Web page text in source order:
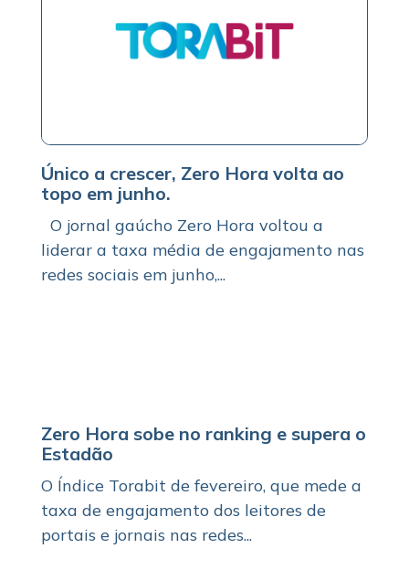
Único a crescer, Zero Hora volta ao
topo em junho.
O jornal gaúcho Zero Hora voltou a
liderar a taxa média de engajamento nas
redes sociais em junho,...
Zero Hora sobe no ranking e supera o
Estadão
O Índice Torabit de fevereiro, que mede a
taxa de engajamento dos leitores de
portais e jornais nas redes...